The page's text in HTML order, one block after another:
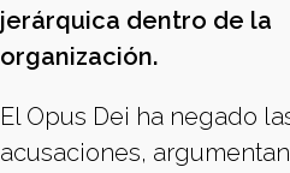
jerárquica dentro de la
organización.
El Opus Dei ha negado
acusaciones,